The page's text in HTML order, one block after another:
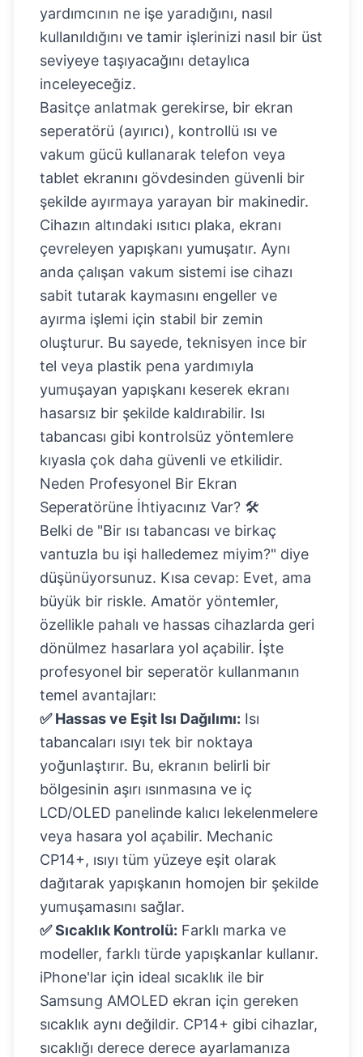
yardımcının ne işe yaradığını, nasıl
kullanıldığını ve tamir işlerinizi nasıl bir üst
seviyeye taşıyacağını detaylıca
inceleyeceğiz.
Basitçe anlatmak gerekirse, bir ekran
seperatörü (ayırıcı), kontrollü ısı ve
vakum gücü kullanarak telefon veya
tablet ekranını gövdesinden güvenli bir
şekilde ayırmaya yarayan bir makinedir.
Cihazın altındaki ısıtıcı plaka, ekranı
çevreleyen yapışkanı yumuşatır. Aynı
anda çalışan vakum sistemi ise cihazı
sabit tutarak kaymasını engeller ve
ayırma işlemi için stabil bir zemin
oluşturur. Bu sayede, teknisyen ince bir
tel veya plastik pena yardımıyla
yumuşayan yapışkanı keserek ekranı
hasarsız bir şekilde kaldırabilir. Isı
tabancası gibi kontrolsüz yöntemlere
kıyasla çok daha güvenli ve etkilidir.
Neden Profesyonel Bir Ekran
Seperatörüne İhtiyacınız Var? 🛠️
Belki de "Bir ısı tabancası ve birkaç
vantuzla bu işi halledemez miyim?" diye
düşünüyorsunuz. Kısa cevap: Evet, ama
büyük bir riskle. Amatör yöntemler,
özellikle pahalı ve hassas cihazlarda geri
dönülmez hasarlara yol açabilir. İşte
profesyonel bir seperatör kullanmanın
temel avantajları:
✅ Hassas ve Eşit Isı Dağılımı: Isı
tabancaları ısıyı tek bir noktaya
yoğunlaştırır. Bu, ekranın belirli bir
bölgesinin aşırı ısınmasına ve iç
LCD/OLED panelinde kalıcı lekelenmelere
veya hasara yol açabilir. Mechanic
CP14+, ısıyı tüm yüzeye eşit olarak
dağıtarak yapışkanın homojen bir şekilde
yumuşamasını sağlar.
✅ Sıcaklık Kontrolü: Farklı marka ve
modeller, farklı türde yapışkanlar kullanır.
iPhone'lar için ideal sıcaklık ile bir
Samsung AMOLED ekran için gereken
sıcaklık aynı değildir. CP14+ gibi cihazlar,
sıcaklığı derece derece ayarlamanıza